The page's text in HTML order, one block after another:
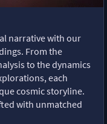
narrative with our
From the
to the dynamics
each
cosmic storyline.
with unmatched